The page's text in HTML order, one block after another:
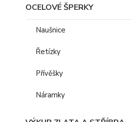
OCELOVÉ ŠPERKY
Naušnice
Řetízky
Přívěšky
Náramky